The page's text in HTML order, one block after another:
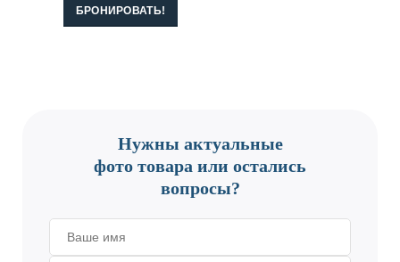
БРОНИРОВАТЬ!
Нужны актуальные
фото товара или остались
вопросы?